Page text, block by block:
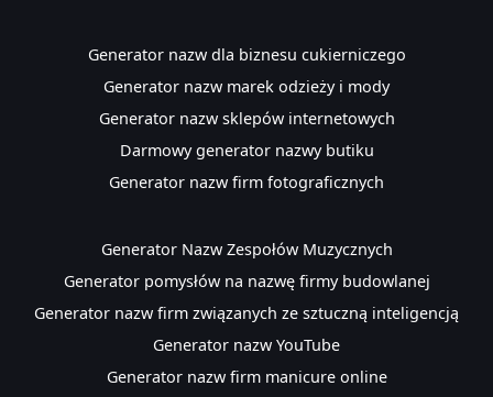
Generator nazw dla biznesu cukierniczego
Generator nazw marek odzieży i mody
Generator nazw sklepów internetowych
Darmowy generator nazwy butiku
Generator nazw firm fotograficznych
Generator Nazw Zespołów Muzycznych
Generator pomysłów na nazwę firmy budowlanej
Generator nazw firm związanych ze sztuczną inteligencją
Generator nazw YouTube
Generator nazw firm manicure online